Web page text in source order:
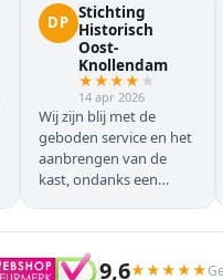
DP
Stichting
Historisch
Oost-
Knollendam
★★★★ ★
14 apr 2026
Wij zijn blij met de
geboden service en het
aanbrengen van de
kast, ondanks een
wij dit vooraf gemeld),
9,6★★★★★